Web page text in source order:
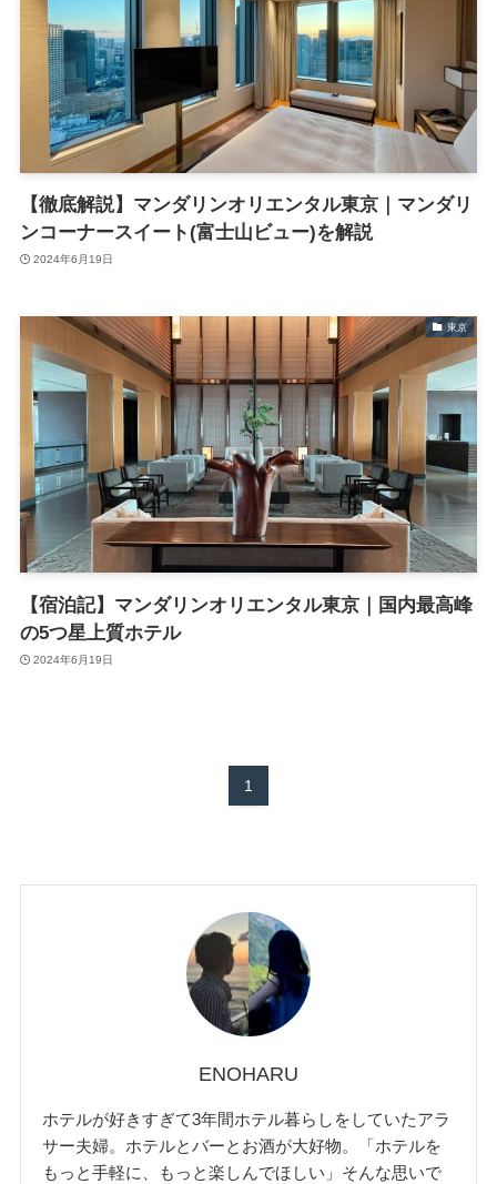
【徹底解説】マンダリンオリエンタル東京｜マンダリ
ンコーナースイート(富士山ビュー)を解説
2024年6月19日
東京
【宿泊記】マンダリンオリエンタル東京｜国内最高峰
の5つ星上質ホテル
2024年6月19日
1
ENOHARU
ホテルが好きすぎて3年間ホテル暮らしをしていたアラ
サー夫婦。ホテルとバーとお酒が大好物。「ホテルを
もっと手軽に、もっと楽しんでほしい」そんな思いで